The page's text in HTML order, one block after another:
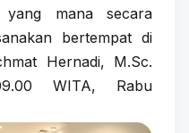
mana secara
bertempat di
Hernadi, M.Sc.
WITA, Rabu